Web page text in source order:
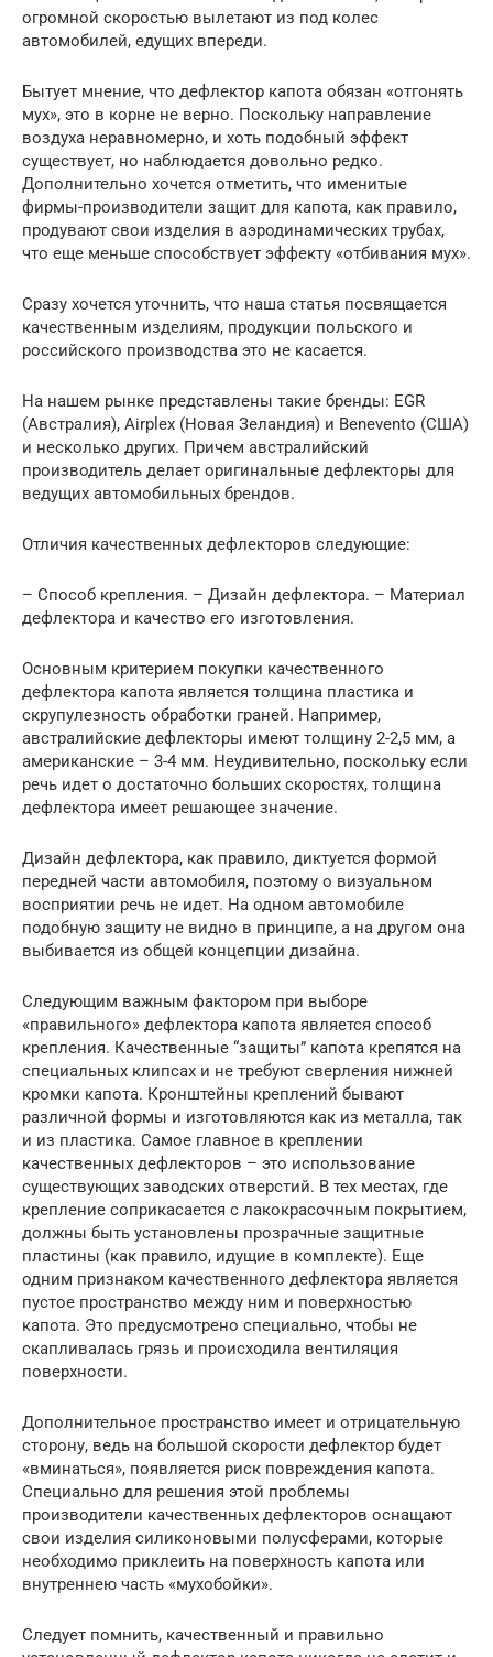
огромной скоростью вылетают из под колес
автомобилей, едущих впереди.
Бытует мнение, что дефлектор капота обязан «отгонять
мух», это в корне не верно. Поскольку направление
воздуха неравномерно, и хоть подобный эффект
существует, но наблюдается довольно редко.
Дополнительно хочется отметить, что именитые
фирмы-производители защит для капота, как правило,
продувают свои изделия в аэродинамических трубах,
что еще меньше способствует эффекту «отбивания мух».
Сразу хочется уточнить, что наша статья посвящается
качественным изделиям, продукции польского и
российского производства это не касается.
На нашем рынке представлены такие бренды: EGR
(Австралия), Airplex (Новая Зеландия) и Benevento (США)
и несколько других. Причем австралийский
производитель делает оригинальные дефлекторы для
ведущих автомобильных брендов.
Отличия качественных дефлекторов следующие:
– Способ крепления. – Дизайн дефлектора. – Материал
дефлектора и качество его изготовления.
Основным критерием покупки качественного
дефлектора капота является толщина пластика и
скрупулезность обработки граней. Например,
австралийские дефлекторы имеют толщину 2-2,5 мм, а
американские – 3-4 мм. Неудивительно, поскольку если
речь идет о достаточно больших скоростях, толщина
дефлектора имеет решающее значение.
Дизайн дефлектора, как правило, диктуется формой
передней части автомобиля, поэтому о визуальном
восприятии речь не идет. На одном автомобиле
подобную защиту не видно в принципе, а на другом она
выбивается из общей концепции дизайна.
Следующим важным фактором при выборе
«правильного» дефлектора капота является способ
крепления. Качественные “защиты” капота крепятся на
специальных клипсах и не требуют сверления нижней
кромки капота. Кронштейны креплений бывают
различной формы и изготовляются как из металла, так
и из пластика. Самое главное в креплении
качественных дефлекторов – это использование
существующих заводских отверстий. В тех местах, где
крепление соприкасается с лакокрасочным покрытием,
должны быть установлены прозрачные защитные
пластины (как правило, идущие в комплекте). Еще
одним признаком качественного дефлектора является
пустое пространство между ним и поверхностью
капота. Это предусмотрено специально, чтобы не
скапливалась грязь и происходила вентиляция
поверхности.
Дополнительное пространство имеет и отрицательную
сторону, ведь на большой скорости дефлектор будет
«вминаться», появляется риск повреждения капота.
Специально для решения этой проблемы
производители качественных дефлекторов оснащают
свои изделия силиконовыми полусферами, которые
необходимо приклеить на поверхность капота или
внутреннею часть «мухобойки».
Следует помнить, качественный и правильно